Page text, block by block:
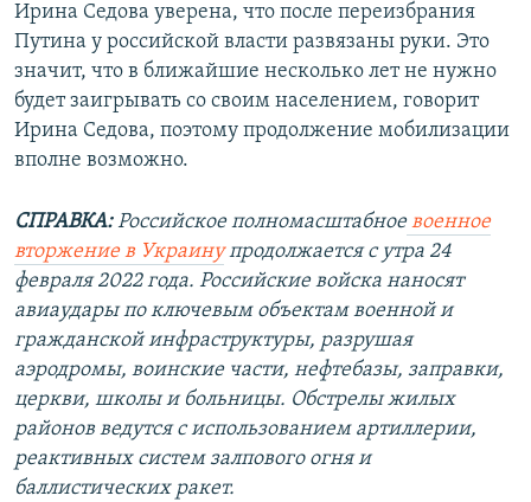
Ирина Седова уверена, что после переизбрания
Путина у российской власти развязаны руки. Это
значит, что в ближайшие несколько лет не нужно
будет заигрывать со своим населением, говорит
Ирина Седова, поэтому продолжение мобилизации
вполне возможно.
СПРАВКА:Российское полномасштабноевоенное
вторжение в Украинупродолжается с утра 24
февраля 2022 года. Российские войска наносят
авиаудары по ключевым объектам военной и
гражданской инфраструктуры, разрушая
аэродромы, воинские части, нефтебазы, заправки,
церкви, школы и больницы. Обстрелы жилых
районов ведутся с использованием артиллерии,
реактивных систем залпового огня и
баллистических ракет.